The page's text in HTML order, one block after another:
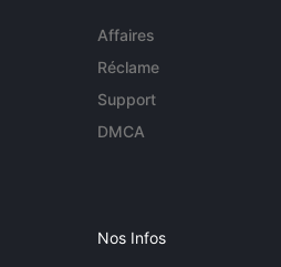
Affaires
Réclame
Support
DMCA
Nos Infos